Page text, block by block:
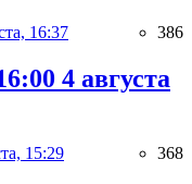
16:37 386
4 августа
15:29 368